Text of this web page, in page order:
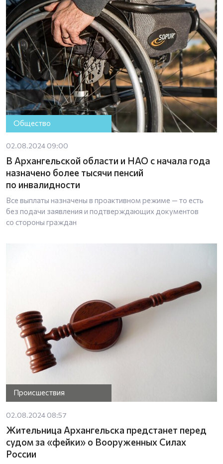
Общество
02.08.2024 09:00
В Архангельской области и НАО с начала года
назначено более тысячи пенсий
по инвалидности
Все выплаты назначены в проактивном режиме — то есть
без подачи заявления и подтверждающих документов
со стороны граждан
Происшествия
02.08.2024 08:57
Жительница Архангельска предстанет перед
судом за «фейки» о Вооруженных Силах
России